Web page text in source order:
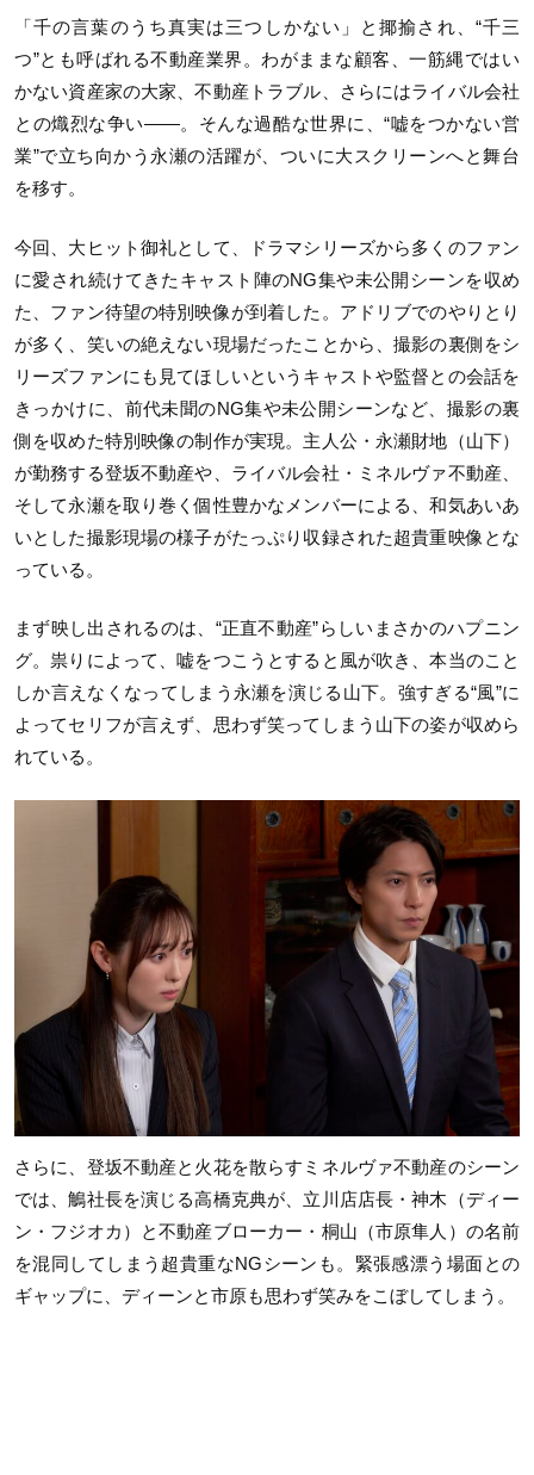
「千の言葉のうち真実は三つしかない」と揶揄され、“千三
つ”とも呼ばれる不動産業界。わがままな顧客、一筋縄ではい
かない資産家の大家、不動産トラブル、さらにはライバル会社
との熾烈な争い——。そんな過酷な世界に、“嘘をつかない営
業”で立ち向かう永瀬の活躍が、ついに大スクリーンへと舞台
を移す。
今回、大ヒット御礼として、ドラマシリーズから多くのファン
に愛され続けてきたキャスト陣のNG集や未公開シーンを収め
た、ファン待望の特別映像が到着した。アドリブでのやりとり
が多く、笑いの絶えない現場だったことから、撮影の裏側をシ
リーズファンにも見てほしいというキャストや監督との会話を
きっかけに、前代未聞のNG集や未公開シーンなど、撮影の裏
側を収めた特別映像の制作が実現。主人公・永瀬財地（山下）
が勤務する登坂不動産や、ライバル会社・ミネルヴァ不動産、
そして永瀬を取り巻く個性豊かなメンバーによる、和気あいあ
いとした撮影現場の様子がたっぷり収録された超貴重映像とな
っている。
まず映し出されるのは、“正直不動産”らしいまさかのハプニン
グ。祟りによって、嘘をつこうとすると風が吹き、本当のこと
しか言えなくなってしまう永瀬を演じる山下。強すぎる“風”に
よってセリフが言えず、思わず笑ってしまう山下の姿が収めら
れている。
さらに、登坂不動産と火花を散らすミネルヴァ不動産のシーン
では、鵤社長を演じる高橋克典が、立川店店長・神木（ディー
ン・フジオカ）と不動産ブローカー・桐山（市原隼人）の名前
を混同してしまう超貴重なNGシーンも。緊張感漂う場面との
ギャップに、ディーンと市原も思わず笑みをこぼしてしまう。